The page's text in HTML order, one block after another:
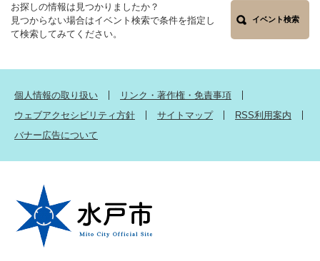
お探しの情報は見つかりましたか？
見つからない場合はイベント検索で条件を指定し
て検索してみてください。
イベント検索
個人情報の取り扱い
リンク・著作権・免責事項
ウェブアクセシビリティ方針
サイトマップ
RSS利用案内
バナー広告について